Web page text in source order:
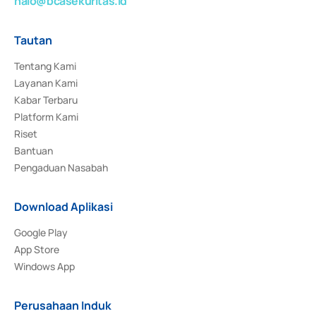
Tautan
Tentang Kami
Layanan Kami
Kabar Terbaru
Platform Kami
Riset
Bantuan
Pengaduan Nasabah
Download Aplikasi
Google Play
App Store
Windows App
Perusahaan Induk